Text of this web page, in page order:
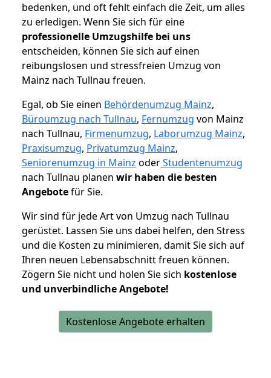
bedenken, und oft fehlt einfach die Zeit, um alles
zu erledigen. Wenn Sie sich für eine
professionelle Umzugshilfe bei uns
entscheiden, können Sie sich auf einen
reibungslosen und stressfreien Umzug von
Mainz nach Tullnau freuen.
Egal, ob Sie einen Behördenumzug Mainz,
Büroumzug nach Tullnau, Fernumzug von Mainz
nach Tullnau, Firmenumzug, Laborumzug Mainz,
Praxisumzug, Privatumzug Mainz,
Seniorenumzug in Mainz oderStudentenumzug
nach Tullnau planen wir haben die besten
Angebotefür Sie.
Wir sind für jede Art von Umzug nach Tullnau
gerüstet. Lassen Sie uns dabei helfen, den Stress
und die Kosten zu minimieren, damit Sie sich auf
Ihren neuen Lebensabschnitt freuen können.
Zögern Sie nicht und holen Sie sich kostenlose
und unverbindliche Angebote!
Kostenlose Angebote erhalten